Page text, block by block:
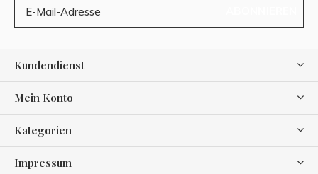
Kundendienst
Mein Konto
Kategorien
Impressum